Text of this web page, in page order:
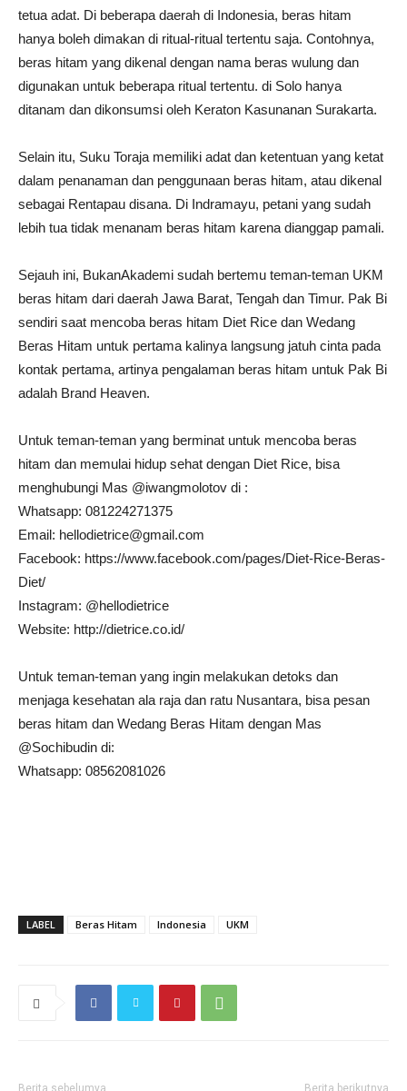
tetua adat. Di beberapa daerah di Indonesia, beras hitam
hanya boleh dimakan di ritual-ritual tertentu saja. Contohnya,
beras hitam yang dikenal dengan nama beras wulung dan
digunakan untuk beberapa ritual tertentu. di Solo hanya
ditanam dan dikonsumsi oleh Keraton Kasunanan Surakarta.
Selain itu, Suku Toraja memiliki adat dan ketentuan yang ketat
dalam penanaman dan penggunaan beras hitam, atau dikenal
sebagai Rentapau disana. Di Indramayu, petani yang sudah
lebih tua tidak menanam beras hitam karena dianggap pamali.
Sejauh ini, BukanAkademi sudah bertemu teman-teman UKM
beras hitam dari daerah Jawa Barat, Tengah dan Timur. Pak Bi
sendiri saat mencoba beras hitam Diet Rice dan Wedang
Beras Hitam untuk pertama kalinya langsung jatuh cinta pada
kontak pertama, artinya pengalaman beras hitam untuk Pak Bi
adalah Brand Heaven.
Untuk teman-teman yang berminat untuk mencoba beras
hitam dan memulai hidup sehat dengan Diet Rice, bisa
menghubungi Mas @iwangmolotov di :
Whatsapp: 081224271375
Email: hellodietrice@gmail.com
Facebook: https://www.facebook.com/pages/Diet-Rice-Beras-
Diet/
Instagram: @hellodietrice
Website: http://dietrice.co.id/
Untuk teman-teman yang ingin melakukan detoks dan
menjaga kesehatan ala raja dan ratu Nusantara, bisa pesan
beras hitam dan Wedang Beras Hitam dengan Mas
@Sochibudin di:
Whatsapp: 08562081026
LABEL Beras Hitam Indonesia UKM
Berita sebelumya Berita berikutnya